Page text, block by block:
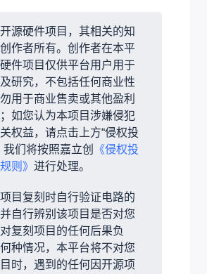
源硬件项目，其相关的知
作者所有。创作者在本平
件项目仅供平台用户用于
研究，不包括任何商业性
用于商业售卖或其他盈利
如您认为本项目涉嫌侵犯
权益，请点击上方“侵权投
我们将按照嘉立创
《侵权投
则》 进行处理。
目复刻时自行验证电路的
自行辨别该项目是否对您
复刻项目的任何后果负
种情况，本平台将不对您
时，遇到的任何因开源项